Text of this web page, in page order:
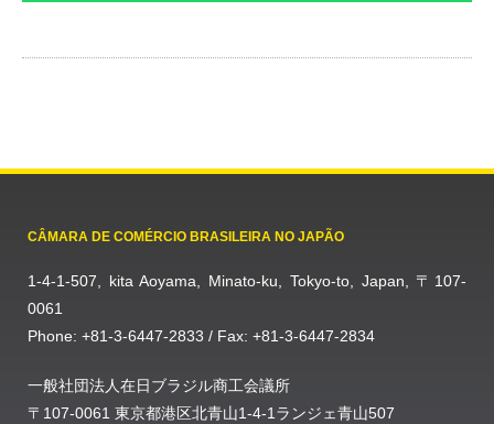
CÂMARA DE COMÉRCIO BRASILEIRA NO JAPÃO
1-4-1-507, kita Aoyama, Minato-ku, Tokyo-to, Japan, 〒107-
0061
Phone: +81-3-6447-2833 / Fax: +81-3-6447-2834
一般社団法人在日ブラジル商工会議所
〒107-0061 東京都港区北青山1-4-1ランジェ青山507